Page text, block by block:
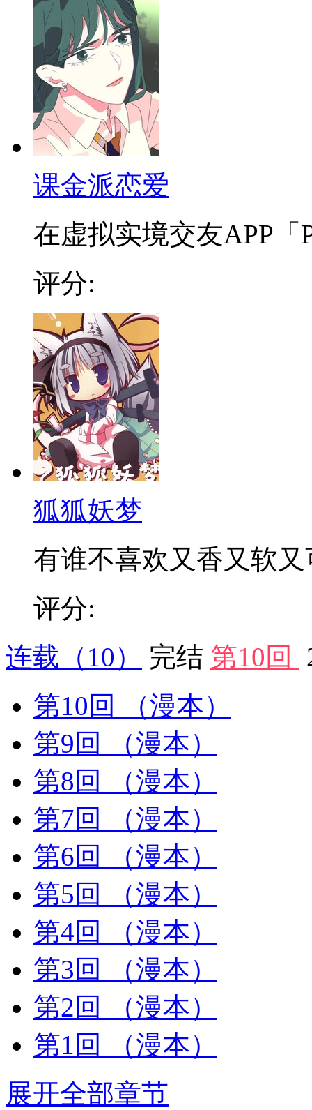
课金派恋爱
在虚拟实境交友APP「
评分:
狐狐妖梦
有谁不喜欢又香又软又
评分:
连载 （10） 完结 第10回
第10回
（漫本）
第9回
（漫本）
第8回
（漫本）
第7回
（漫本）
第6回
（漫本）
第5回
（漫本）
第4回
（漫本）
第3回
（漫本）
第2回
（漫本）
第1回
（漫本）
展开全部章节